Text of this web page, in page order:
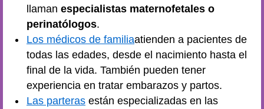
llaman especialistas maternofetales o
perinatólogos.
Los médicos de familiaatienden a pacientes de
todas las edades, desde el nacimiento hasta el
final de la vida. También pueden tener
experiencia en tratar embarazos y partos.
Las parteras están especializadas en las